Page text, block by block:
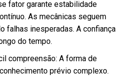
fator garante estabilidade
As mecânicas seguem
falhas inesperadas. A confiança
do tempo.
compreensão: A forma de
prévio complexo.